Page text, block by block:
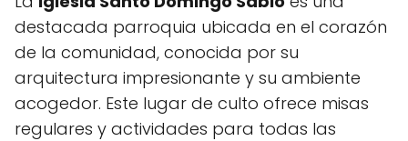
destacada parroquia ubicada en el corazón
de la comunidad, conocida por su
arquitectura impresionante y su ambiente
acogedor. Este lugar de culto ofrece misas
regulares y actividades para todas las